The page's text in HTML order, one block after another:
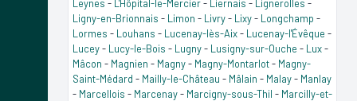
Leynes - L'Hôpital-le-Mercier- Liernais - Lignerolles -
Ligny-en-Brionnais - Limon - Livry- Lixy- Longchamp -
Lormes - Louhans - Lucenay-lès-Aix- Lucenay-l'Évêque -
Lucey- Lucy-le-Bois - Lugny- Lusigny-sur-Ouche - Lux-
Mâcon - Magnien - Magny- Magny-Montarlot- Magny-
Saint-Médard - Mailly-le-Château - Mâlain - Malay- Manlay
- Marcellois - Marcenay- Marcigny-sous-Thil - Marcilly-et-